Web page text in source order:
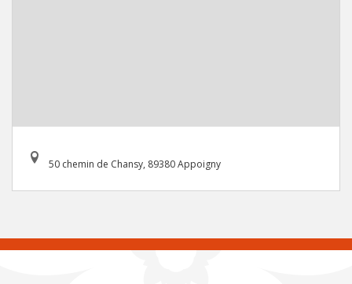
50 chemin de Chansy, 89380 Appoigny